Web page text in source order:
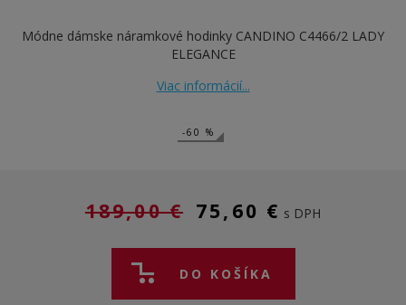
Módne dámske náramkové hodinky CANDINO C4466/2 LADY
ELEGANCE
Viac informácií...
-60 %
189,00 € 75,60 € s DPH
DO KOŠÍKA